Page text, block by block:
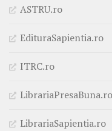
ASTRU.ro
EdituraSapientia.ro
ITRC.ro
LibrariaPresaBuna.ro
LibrariaSapientia.ro